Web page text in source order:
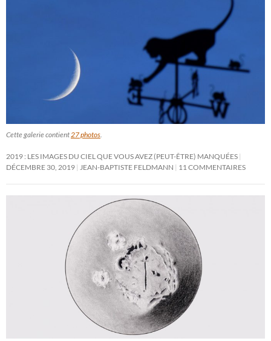
Cette galerie contient 27 photos
2019 : LES IMAGES DU CIEL QUE VOUS AVEZ (PEUT-ÊTRE) MANQUÉES
DÉCEMBRE 30, 2019
JEAN-BAPTISTE FELDMANN 11 COMMENTAIRES